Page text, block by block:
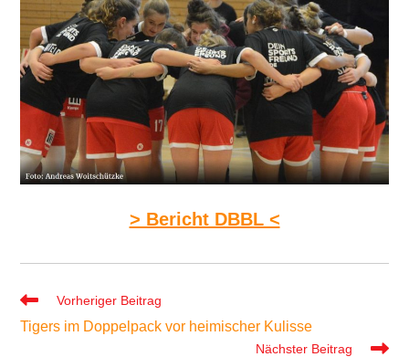
> Bericht DBBL <
Weitere
ansehen
Vorheriger Beitrag
Tigers im Doppelpack vor heimischer Kulisse
Nächster Beitrag